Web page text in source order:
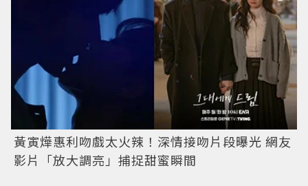
黃寅燁惠利吻戲太火辣！深情接吻片段曝光 網友
影片「放大調亮」捕捉甜蜜瞬間